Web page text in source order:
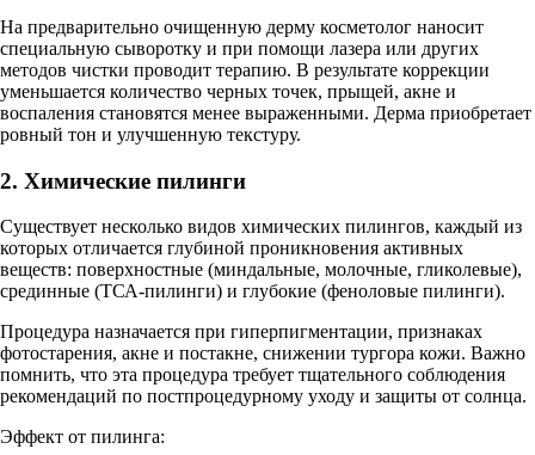
На предварительно очищенную дерму косметолог наносит
специальную сыворотку и при помощи лазера или других
методов чистки проводит терапию. В результате коррекции
уменьшается количество черных точек, прыщей, акне и
воспаления становятся менее выраженными. Дерма приобретает
ровный тон и улучшенную текстуру.
2. Химические пилинги
Существует несколько видов химических пилингов, каждый из
которых отличается глубиной проникновения активных
веществ: поверхностные (миндальные, молочные, гликолевые),
срединные (ТСА-пилинги) и глубокие (феноловые пилинги).
Процедура назначается при гиперпигментации, признаках
фотостарения, акне и постакне, снижении тургора кожи. Важно
помнить, что эта процедура требует тщательного соблюдения
рекомендаций по постпроцедурному уходу и защиты от солнца.
Эффект от пилинга: